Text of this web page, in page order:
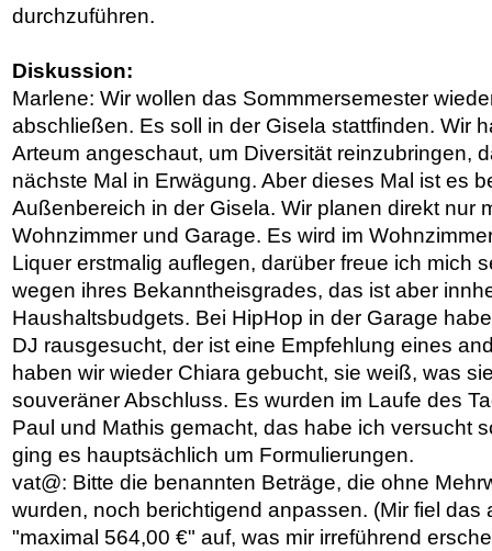
durchzuführen.
Diskussion:
Marlene: Wir wollen das Sommmersemester
abschließen. Es soll in der Gisela stattfinden. Wir
Arteum angeschaut, um Diversität reinzubringen,
nächste Mal in Erwägung. Aber dieses Mal ist es
Außenbereich in der Gisela. Wir planen direkt nur
Wohnzimmer und Garage. Es wird im
Liquer erstmalig auflegen, darüber freue ich mich
wegen ihres Bekanntheisgrades, das ist aber
Haushaltsbudgets. Bei HipHop in der Garage
DJ rausgesucht, der ist eine Empfehlung eines
haben wir wieder Chiara gebucht, sie weiß, was
souveräner Abschluss. Es wurden im Laufe des
Paul und Mathis gemacht, das habe ich versucht
ging es hauptsächlich um Formulierungen.
vat@: Bitte die benannten Beträge, die ohne
wurden, noch berichtigend anpassen. (Mir fiel das
"maximal 564,00 €" auf, was mir irreführend